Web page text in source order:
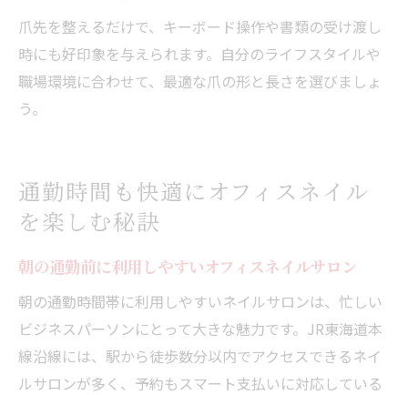
爪先を整えるだけで、キーボード操作や書類の受け渡し
時にも好印象を与えられます。自分のライフスタイルや
職場環境に合わせて、最適な爪の形と長さを選びましょ
う。
通勤時間も快適にオフィスネイル
を楽しむ秘訣
朝の通勤前に利用しやすいオフィスネイルサロン
朝の通勤時間帯に利用しやすいネイルサロンは、忙しい
ビジネスパーソンにとって大きな魅力です。JR東海道本
線沿線には、駅から徒歩数分以内でアクセスできるネイ
ルサロンが多く、予約もスマート支払いに対応している